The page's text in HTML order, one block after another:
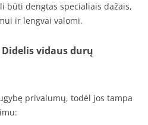
būti dengtas specialiais dažais,
ir lengvai valomi.
Didelis vidaus durų
privalumų, todėl jos tampa